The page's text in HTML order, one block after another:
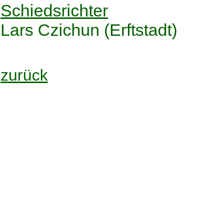
Schiedsrichter
Lars Czichun (Erftstadt)
zurück